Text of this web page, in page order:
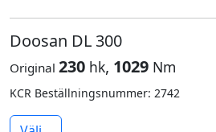
Doosan DL 300
Original 230 hk, 1029 Nm
KCR Beställningsnummer: 2742